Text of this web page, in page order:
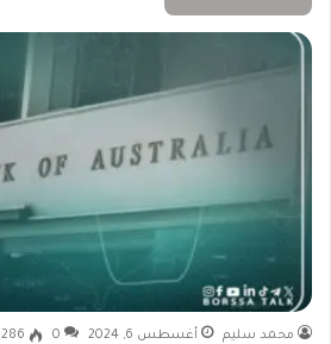
محمد سليم أغسطس 6, 2024 0
286